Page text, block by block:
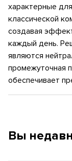
характерные
классической
создавая
каждый день.
являются
промежуточная
обеспечивает
Вы